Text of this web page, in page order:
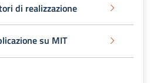
di realizzazione
su MIT